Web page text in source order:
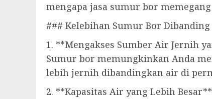
mengapa jasa sumur bor
### Kelebihan Sumur Bor Dibanding
1. **Mengakses Sumber Air Jernih
Sumur bor memungkinkan Anda
lebih jernih dibandingkan air di
2. **Kapasitas Air yang Lebih Besar**